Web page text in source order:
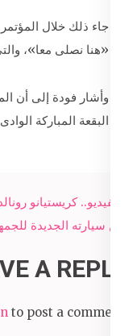
جاء ذلك خلال
«هنا نصلى معا»،
وأشار فودة إلى أن
البقعة المباركة
Post
navigation
بالفيديو.. كريستيانو
عن سيارته الجديدة
A REPLY
to post a comment.